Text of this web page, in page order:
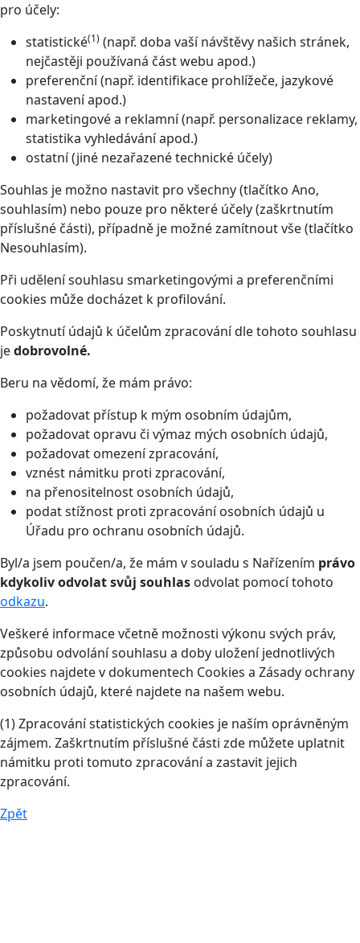
pro účely:
statistické(1) (např. doba vaší návštěvy našich stránek,
nejčastěji používaná část webu apod.)
preferenční (např. identifikace prohlížeče, jazykové
nastavení apod.)
marketingové a reklamní (např. personalizace reklamy,
statistika vyhledávání apod.)
ostatní (jiné nezařazené technické účely)
Souhlas je možno nastavit pro všechny (tlačítko Ano,
souhlasím) nebo pouze pro některé účely (zaškrtnutím
příslušné části), případně je možné zamítnout vše (tlačítko
Nesouhlasím).
Při udělení souhlasu smarketingovými a preferenčními
cookies může docházet k profilování.
Poskytnutí údajů k účelům zpracování dle tohoto souhlasu
jedobrovolné.
Beru na vědomí, že mám právo:
požadovat přístup k mým osobním údajům,
požadovat opravu či výmaz mých osobních údajů,
požadovat omezení zpracování,
vznést námitku proti zpracování,
na přenositelnost osobních údajů,
podat stížnost proti zpracování osobních údajů u
Úřadu pro ochranu osobních údajů.
Byl/a jsem poučen/a, že mám v souladu s Nařízením právo
kdykoliv odvolat svůj souhlas odvolat pomocí tohoto
odkazu.
Veškeré informace včetně možnosti výkonu svých práv,
způsobu odvolání souhlasu a doby uložení jednotlivých
cookies najdete v dokumentech Cookies a Zásady ochrany
osobních údajů, které najdete na našem webu.
(1) Zpracování statistických cookies je naším oprávněným
zájmem. Zaškrtnutím příslušné části zde můžete uplatnit
námitku proti tomuto zpracování a zastavit jejich
zpracování.
Zpět